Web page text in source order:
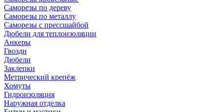
Саморезы по дереву
Саморезы по металлу
Саморезы с прессшайбой
Дюбели для теплоизоляции
Анкеры
Гвозди
Дюбели
Заклепки
Метрический крепёж
Хомуты
Гидроизоляция
Наружная отделка